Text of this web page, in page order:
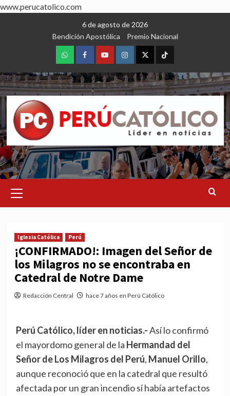
www.perucatolico.com
6 de agosto de 2026
Bendición Apostólica
Premio Nacional
WhatsAppFacebookYoutubeInstagram
X TikTok
Menu
Iglesia Católica Perú
¡CONFIRMADO!: Imagen del Señor de
los Milagros no se encontraba en
Catedral de Notre Dame
Redacción Central hace 7 años en Perú Católico
Perú Católico, líder en noticias.-Así lo confirmó
el mayordomo general de la Hermandad del
Señor de Los Milagros del Perú, Manuel Orillo,
aunque reconoció que en la catedral que resultó
afectada por un gran incendio sí había artefactos